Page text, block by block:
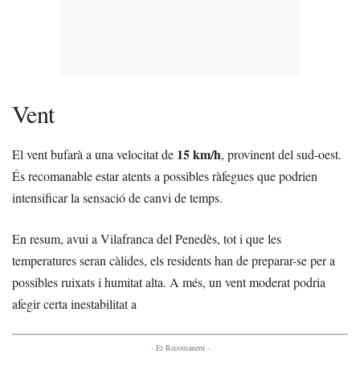
Vent
El vent bufarà a una velocitat de 15 km/h, provinent del sud-oest.
És recomanable estar atents a possibles ràfegues que podrien
intensificar la sensació de canvi de temps.
En resum, avui a Vilafranca del Penedès, tot i que les
temperatures seran càlides, els residents han de preparar-se per a
possibles ruixats i humitat alta. A més, un vent moderat podria
afegir certa inestabilitat a
- Et Recomanem -